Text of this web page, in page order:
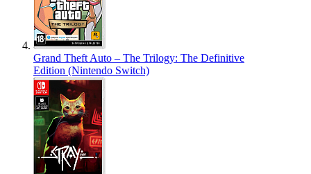
Grand Theft Auto – The Trilogy: The Definitive
Edition (Nintendo Switch)